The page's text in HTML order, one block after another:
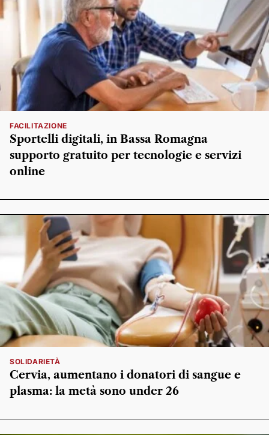
FACILITAZIONE
Sportelli digitali, in Bassa Romagna
supporto gratuito per tecnologie e servizi
online
SOLIDARIETÀ
Cervia, aumentano i donatori di sangue e
plasma: la metà sono under 26